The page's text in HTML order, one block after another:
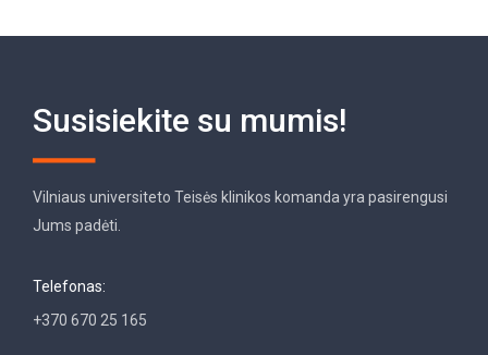
Susisiekite su mumis!
Vilniaus universiteto Teisės klinikos komanda yra pasirengusi
Jums padėti.
Telefonas:
+370 670 25 165